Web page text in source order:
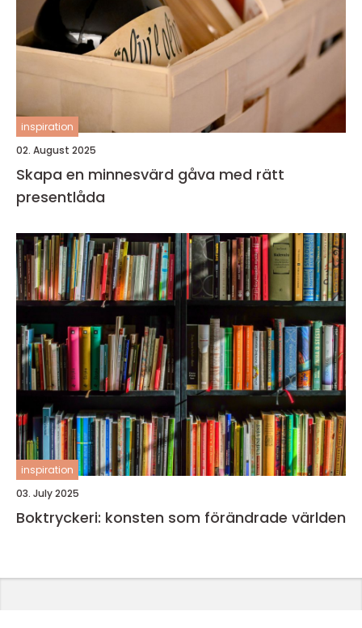
inspiration
02. August 2025
Skapa en minnesvärd gåva med rätt
presentlåda
inspiration
03. July 2025
Boktryckeri: konsten som förändrade världen